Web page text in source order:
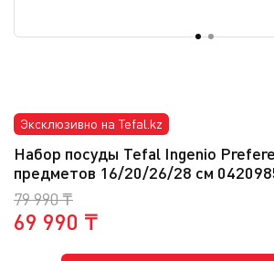
Эксклюзивно на Tefal.kz
Набор посуды Tefal Ingenio
предметов 16/20/26/28 см
79 990 ₸
69 990 ₸